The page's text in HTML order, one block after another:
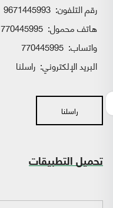
رقم التلفون: 9671445993
هاتف محمول: 770445995
واتساب:
البريد الإلكتروني: راسلنا
راسلنا
تحميل التطبيقات